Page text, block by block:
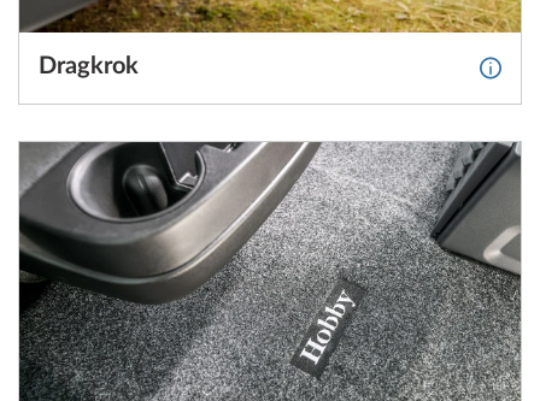
Dragkrok Mer